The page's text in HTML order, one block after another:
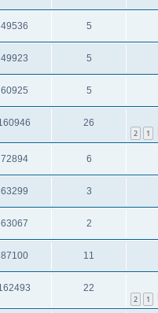
5
49536
5
49923
5
60925
1
2
26
6
72894
3
63299
2
63067
11
87100
1
2
22